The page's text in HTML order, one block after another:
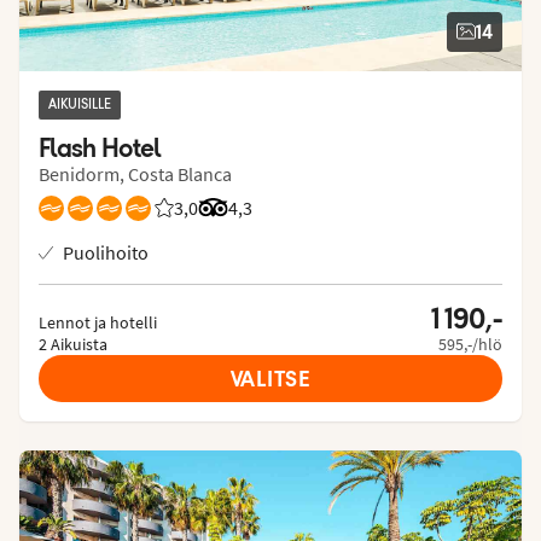
14
AIKUISILLE
Flash Hotel
Benidorm, Costa Blanca
3,0
Asiakkaidemme arviot: 3/5
4,3
Arvostelut Tripadvisorista: 4.3 of 5
Puolihoito
Lennot ja hotelli
2 Aikuista
1 190,-
595,-/hlö
VALITSE